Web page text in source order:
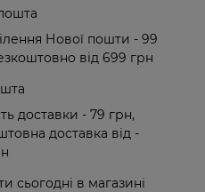
Нової пошти - 99
від 699 грн
доставки - 79 грн,
доставка від -
сьогодні в магазині